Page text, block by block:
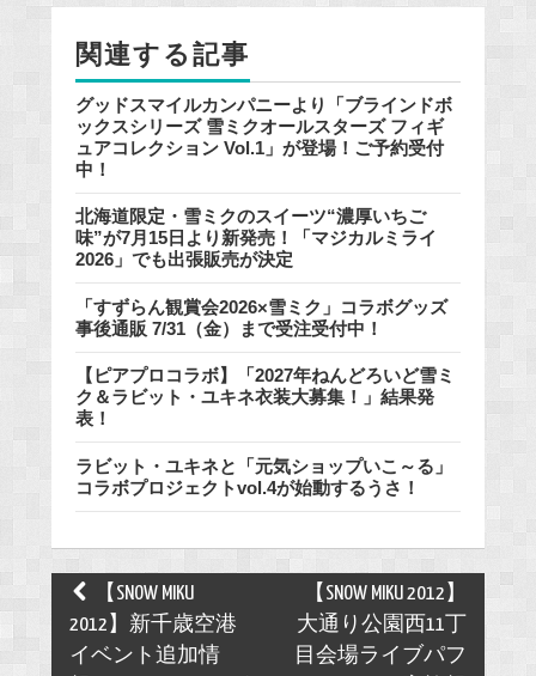
k
関連する記事
グッドスマイルカンパニーより「ブラインドボ
ックスシリーズ 雪ミクオールスターズ フィギ
ュアコレクション Vol.1」が登場！ご予約受付
中！
北海道限定・雪ミクのスイーツ“濃厚いちご
味”が7月15日より新発売！「マジカルミライ
2026」でも出張販売が決定
「すずらん観賞会2026×雪ミク」コラボグッズ
事後通販 7/31（金）まで受注受付中！
【ピアプロコラボ】「2027年ねんどろいど雪ミ
ク＆ラビット・ユキネ衣装大募集！」結果発
表！
ラビット・ユキネと「元気ショップいこ～る」
コラボプロジェクトvol.4が始動するうさ！
Post
navigation
【SNOW MIKU
2012】新千歳空港
イベント追加情
【SNOW MIKU 2012】
大通り公園西11丁
目会場ライブパフ